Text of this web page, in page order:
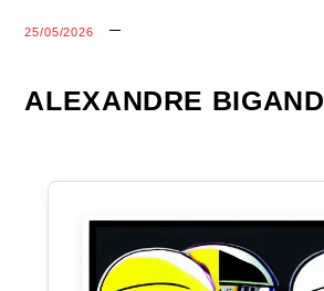
25/05/2026
ALEXANDRE BIGAND